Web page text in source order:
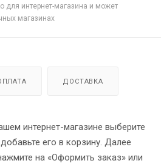
для интернет-магазина и может
магазинах
ДОСТАВКА
интернет-магазине выберите
его в корзину. Далее
на «Оформить заказ» или